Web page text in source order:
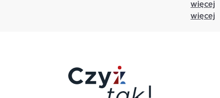
więcej
więcej